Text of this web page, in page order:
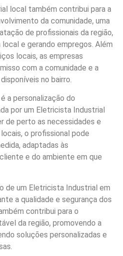
local também contribui para a
da comunidade, uma
de profissionais da região,
e gerando empregos. Além
locais, as empresas
com a comunidade e a
no bairro.
a personalização do
por um Eletricista Industrial
de perto as necessidades e
o profissional pode
adaptadas às
e do ambiente em que
de um Eletricista Industrial em
a qualidade e segurança dos
contribui para o
da região, promovendo a
soluções personalizadas e